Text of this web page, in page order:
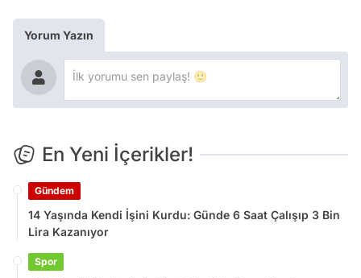
Yorum Yazın
En Yeni İçerikler!
Gündem
14 Yaşında Kendi İşini Kurdu: Günde 6 Saat Çalışıp 3 Bin
Lira Kazanıyor
Spor